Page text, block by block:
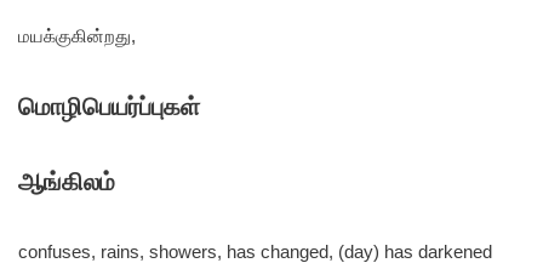
மயக்குகின்றது,
மொழிபெயர்ப்புகள்
ஆங்கிலம்
confuses, rains, showers, has changed, (day) has darkened